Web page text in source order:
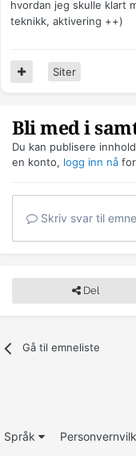
hvordan jeg skulle klart
teknikk, aktivering ++)
Siter
Bli med i
Du kan publisere
en konto, logg inn nå
Skriv svar til
Del
Gå til emneliste
Språk